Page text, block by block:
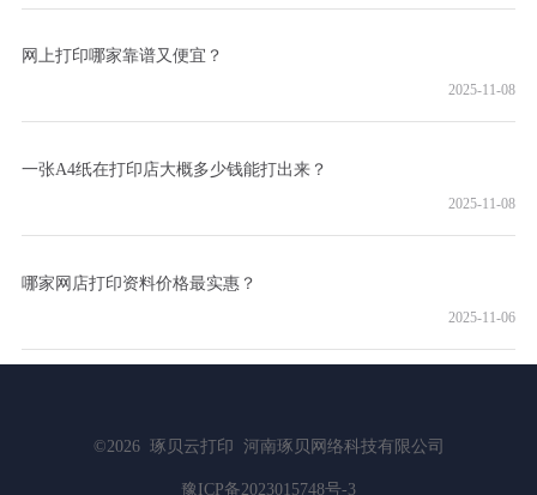
网上打印哪家靠谱又便宜？
2025-11-08
一张A4纸在打印店大概多少钱能打出来？
2025-11-08
哪家网店打印资料价格最实惠？
2025-11-06
©2026 琢贝云打印 河南琢贝网络科技有限公司
豫ICP备2023015748号-3